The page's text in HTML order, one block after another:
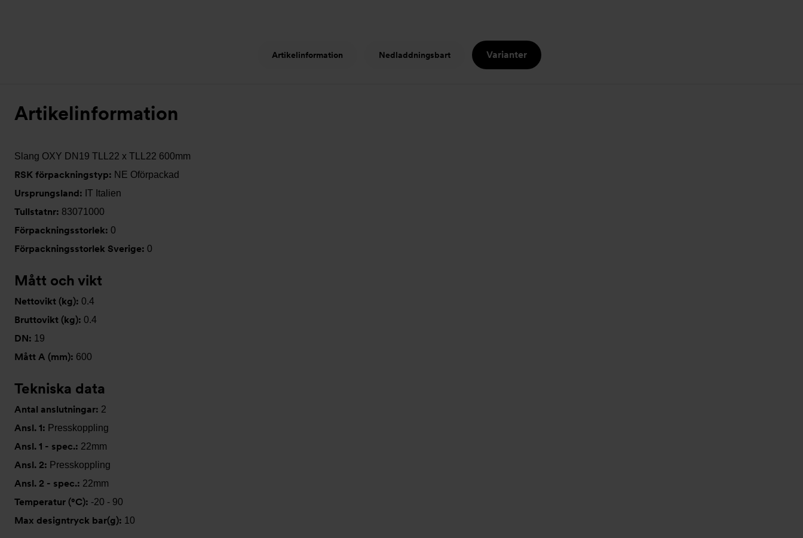
Artikelinformation Nedladdningsbart Varianter
Artikelinformation
Slang OXY DN19 TLL22 x TLL22 600mm
RSK förpackningstyp: NE Oförpackad
Ursprungsland: IT Italien
Tullstatnr: 83071000
Förpackningsstorlek: 0
Förpackningsstorlek Sverige: 0
Mått och vikt
Nettovikt (kg): 0.4
Bruttovikt (kg): 0.4
DN: 19
Mått A (mm): 600
Tekniska data
Antal anslutningar: 2
Ansl. 1: Presskoppling
Ansl. 1 - spec.: 22mm
Ansl. 2: Presskoppling
Ansl. 2 - spec.: 22mm
Temperatur (°C): -20 - 90
Max designtryck bar(g): 10